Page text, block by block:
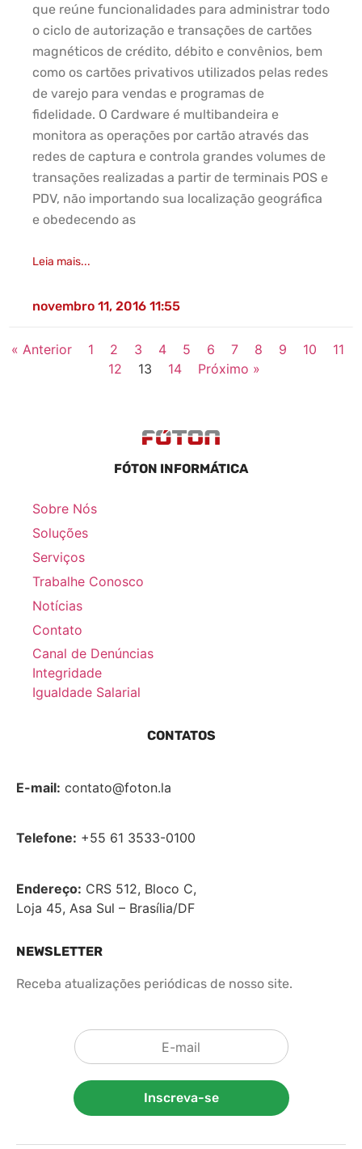
que reúne funcionalidades para administrar todo
o ciclo de autorização e transações de cartões
magnéticos de crédito, débito e convênios, bem
como os cartões privativos utilizados pelas redes
de varejo para vendas e programas de
fidelidade. O Cardware é multibandeira e
monitora as operações por cartão através das
redes de captura e controla grandes volumes de
transações realizadas a partir de terminais POS e
PDV, não importando sua localização geográfica
e obedecendo as
Leia mais...
novembro 11, 2016 11:55
« Anterior 1 2 3 4 5 6 7 8 9 10
11
12
13 14 Próximo »
FÓTON INFORMÁTICA
Sobre Nós
Soluções
Serviços
Trabalhe Conosco
Notícias
Contato
Canal de Denúncias
Integridade
Igualdade Salarial
CONTATOS
E-mail: contato@foton.la
Telefone: +55 61 3533-0100
Endereço: CRS 512, Bloco C,
Loja 45, Asa Sul – Brasília/DF
NEWSLETTER
Receba atualizações periódicas de nosso site.
Inscreva-se